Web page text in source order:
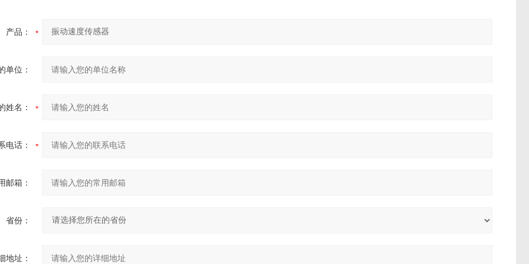
产品：
单位：
姓名：
电话：
邮箱：
省份：
地址：